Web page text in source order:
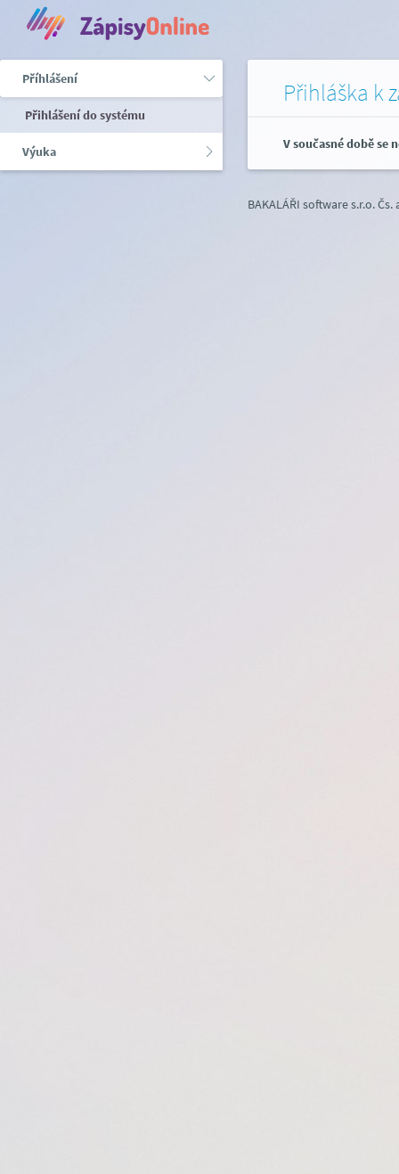
Příhlášení
Přihlášení do systému
Výuka
Přihláška k
V současné době se
BAKALÁŘI software s.r.o.Čs.